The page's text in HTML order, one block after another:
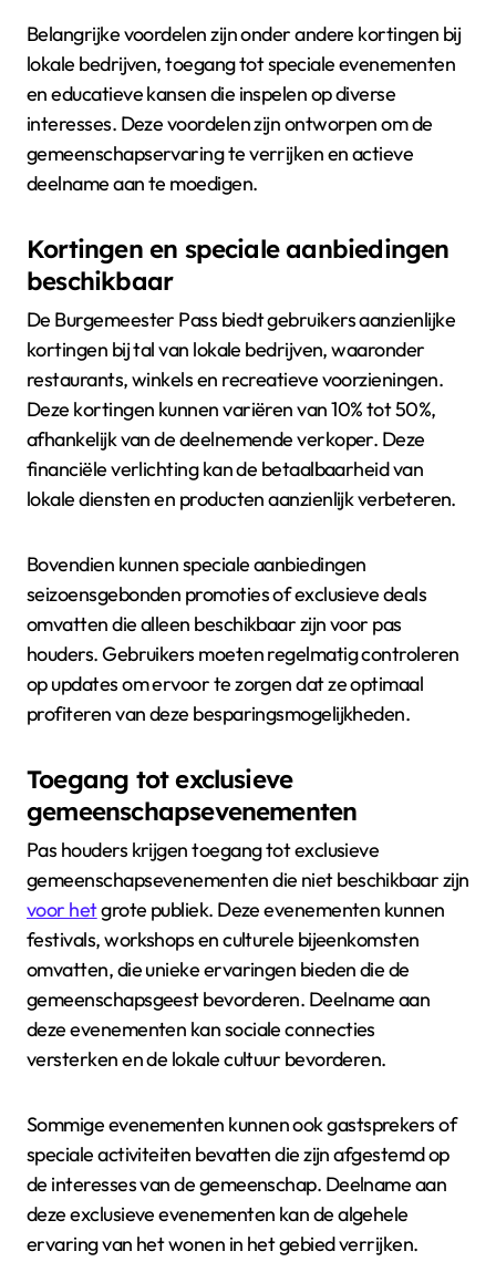
Belangrijke voordelen zijn onder andere kortingen bij
lokale bedrijven, toegang tot speciale evenementen
en educatieve kansen die inspelen op diverse
interesses. Deze voordelen zijn ontworpen om de
gemeenschapservaring te verrijken en actieve
deelname aan te moedigen.
Kortingen en speciale aanbiedingen
beschikbaar
De Burgemeester Pass biedt gebruikers aanzienlijke
kortingen bij tal van lokale bedrijven, waaronder
restaurants, winkels en recreatieve voorzieningen.
Deze kortingen kunnen variëren van 10% tot 50%,
afhankelijk van de deelnemende verkoper. Deze
financiële verlichting kan de betaalbaarheid van
lokale diensten en producten aanzienlijk verbeteren.
Bovendien kunnen speciale aanbiedingen
seizoensgebonden promoties of exclusieve deals
omvatten die alleen beschikbaar zijn voor pas
houders. Gebruikers moeten regelmatig controleren
op updates om ervoor te zorgen dat ze optimaal
profiteren van deze besparingsmogelijkheden.
Toegang tot exclusieve
gemeenschapsevenementen
Pas houders krijgen toegang tot exclusieve
gemeenschapsevenementen die niet beschikbaar zijn
voor hetgrote publiek. Deze evenementen kunnen
festivals, workshops en culturele bijeenkomsten
omvatten, die unieke ervaringen bieden die de
gemeenschapsgeest bevorderen. Deelname aan
deze evenementen kan sociale connecties
versterken en de lokale cultuur bevorderen.
Sommige evenementen kunnen ook gastsprekers of
speciale activiteiten bevatten die zijn afgestemd op
de interesses van de gemeenschap. Deelname aan
deze exclusieve evenementen kan de algehele
ervaring van het wonen in het gebied verrijken.